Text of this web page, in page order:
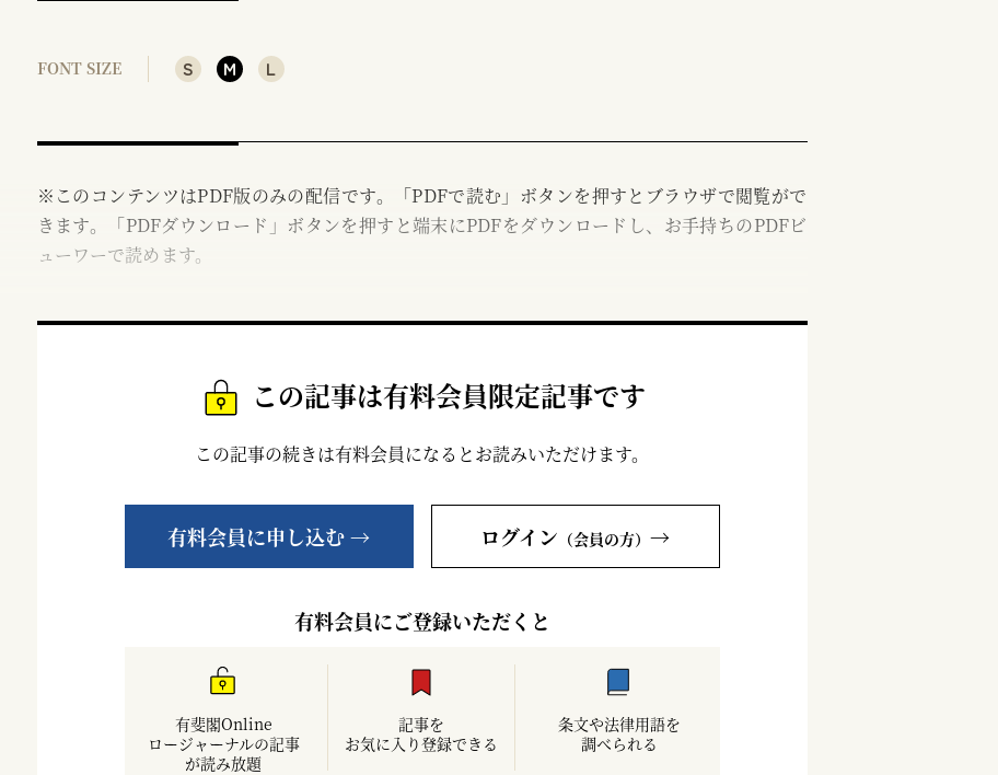
FONT SIZE S M L
※このコンテンツはPDF版のみの配信です。「PDFで読む」ボタンを押すとブラウザで閲覧がで
きます。「PDFダウンロード」ボタンを押すと端末にPDFをダウンロードし、お手持ちのPDFビ
ューワーで読めます。
この記事は有料会員限定記事です
この記事の続きは有料会員になるとお読みいただけます。
有料会員に申し込む → ログイン （会員の方） →
有料会員にご登録いただくと
有斐閣Online
ロージャーナルの記事
が読み放題
記事を
お気に入り登録できる
条文や法律用語を
調べられる